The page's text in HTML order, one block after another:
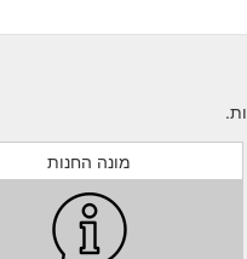
מונה החנות